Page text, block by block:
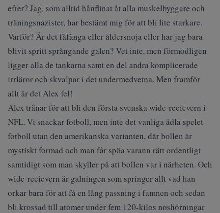
efter? Jag, som alltid hånflinat åt alla muskelbyggare och
träningsnazister, har bestämt mig för att bli lite starkare.
Varför? Är det fåfänga eller åldersnoja eller har jag bara
blivit spritt språngande galen? Vet inte, men förmodligen
ligger alla de tankarna samt en del andra komplicerade
irrläror och skvalpar i det undermedvetna. Men framför
allt är det Alex fel!
Alex tränar för att bli den första svenska wide-recievern i
NFL. Vi snackar fotboll, men inte det vanliga ädla spelet
fotboll utan den amerikanska varianten, där bollen är
mystiskt formad och man får spöa varann rätt ordentligt
samtidigt som man skyller på att bollen var i närheten. Och
wide-recievern är galningen som springer allt vad han
orkar bara för att få en lång passning i famnen och sedan
bli krossad till atomer under fem 120-kilos noshörningar